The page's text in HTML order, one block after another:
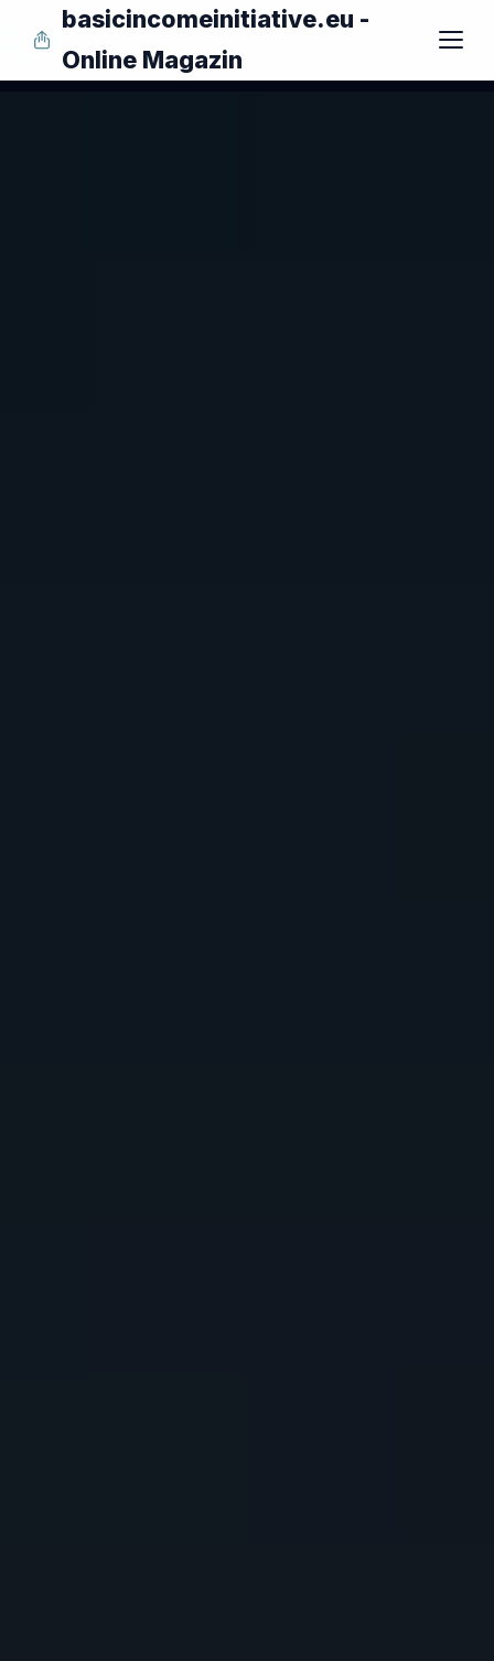
basicincomeinitiative.eu -
Online Magazin